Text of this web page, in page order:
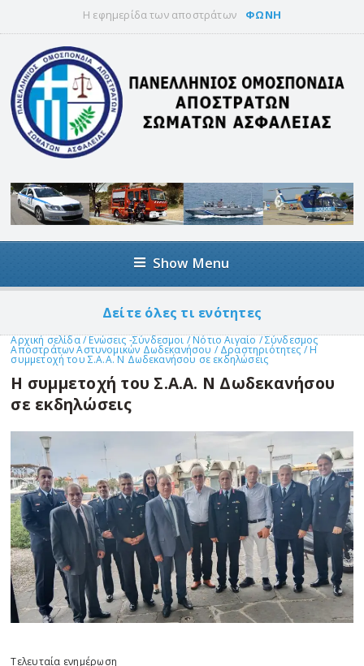
Η εφημερίδα των αποστράτων ΦΩΝΗ
Show Menu
Δείτε όλες τι ενότητες
Αρχική σελίδα/Ενώσεις -Σύνδεσμοι /Νότιο Αιγαίο /Σύνδεσμος
Αποστράτων Αστυνομικών Δωδεκανήσου / Δραστηριότητες / Η
συμμετοχή του Σ.Α.Α. Ν Δωδεκανήσου σε εκδηλώσεις
Η συμμετοχή του Σ.Α.Α. Ν Δωδεκανήσου
σε εκδηλώσεις
Τελευταία ενημέρωση